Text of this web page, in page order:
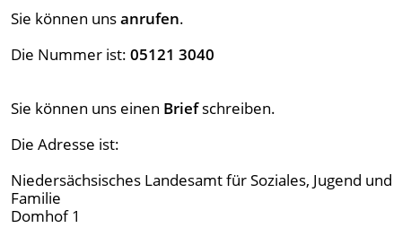
Sie können unsanrufen.
Die Nummer ist:05121 3040
Sie können uns einen Briefschreiben.
Die Adresse ist:
Niedersächsisches Landesamt für Soziales, Jugend und
Familie
Domhof 1